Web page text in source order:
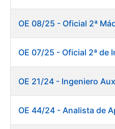
OE 07/25 - Oficial 2ª de